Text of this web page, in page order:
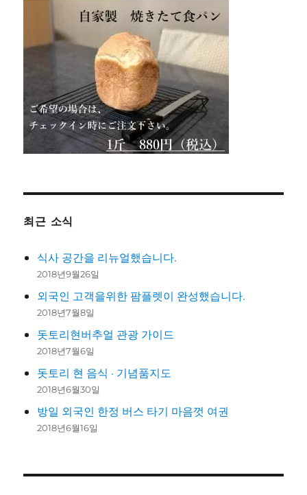
최근 소식
식사 공간을 리뉴얼했습니다.
2018년9월26일
외국인 고객을위한 팜플렛이 완성했습니다.
2018년7월8일
돗토리현버추얼 관광 가이드
2018년7월6일
돗토리 현 음식 · 기념품지도
2018년6월30일
방일 외국인 한정 버스 타기 마음껏 여권
2018년6월16일